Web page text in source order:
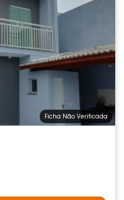
Ficha Não Verificada